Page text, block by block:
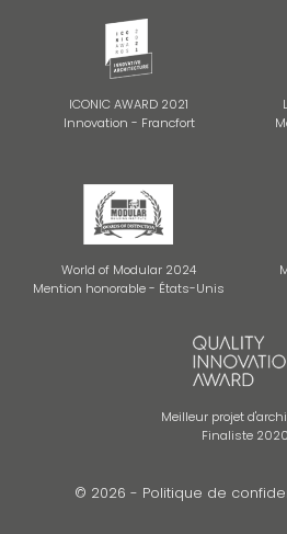
ICONIC AWARD 2021
Innovation - Francfort
World of Modular 2024
Mention honorable - États-Unis
Meilleur projet
Finaliste 2020
© 2026 - Politique de